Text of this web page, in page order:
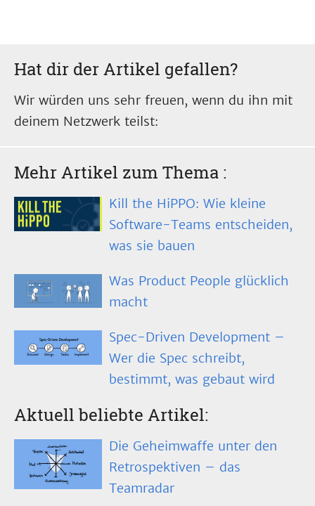
Hat dir der Artikel gefallen?
Wir würden uns sehr freuen, wenn du ihn mit
deinem Netzwerk teilst:
Mehr Artikel zum Thema :
Kill the HiPPO: Wie kleine
Software-Teams entscheiden,
was sie bauen
Was Product People glücklich
macht
Spec-Driven Development –
Wer die Spec schreibt,
bestimmt, was gebaut wird
Aktuell beliebte Artikel:
Die Geheimwaffe unter den
Retrospektiven – das
Teamradar